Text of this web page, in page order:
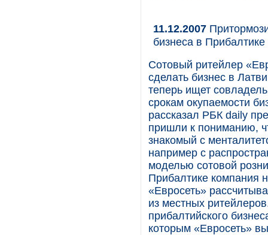
11.12.2007
бизнеса в Прибалтике
Сотовый ритейлер
сделать бизнес в
теперь ищет
срокам окупаемости
рассказал РБК daily
пришли к пониманию,
знакомый с
например с
моделью сотовой
Прибалтике компания
«Евросеть»
из местных
прибалтийского
которым «Евросеть»